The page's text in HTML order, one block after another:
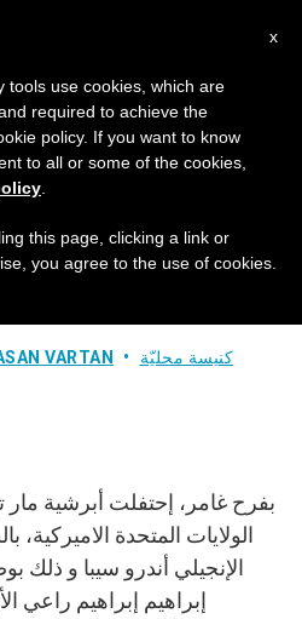
السيامة
VARTAN كنيسة محليّة
بفرح غامر، إحتفلت أبرشية مار
الولايات المتحدة الاميركية،
الإنجيلي أندرو سيبا و ذلك
إبراهيم إبراهيم راعي
x
tools use cookies, which are
required to achieve the
policy. If you want to know
to all or some of the cookies,
this page, clicking a link or
you agree to the use of cookies.